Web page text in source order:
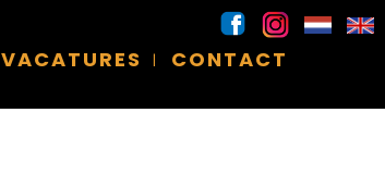
VACATURES CONTACT